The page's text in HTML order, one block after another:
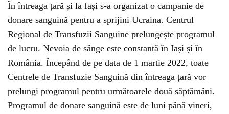
În întreaga țară și la Iași s-a organizat o campanie de
donare sanguină pentru a sprijini Ucraina. Centrul
Regional de Transfuzii Sanguine prelungește programul
de lucru. Nevoia de sânge este constantă în Iași și în
România. Începând de pe data de 1 martie 2022, toate
Centrele de Transfuzie Sanguină din întreaga țară vor
prelungi programul pentru următoarele două săptămâni.
Programul de donare sanguină este de luni până vineri,